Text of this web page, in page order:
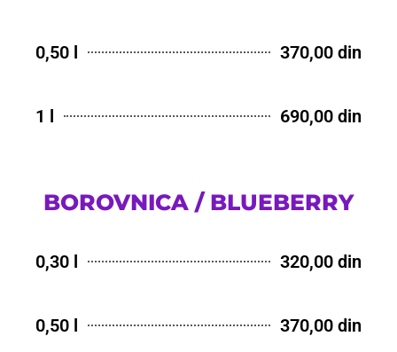
0,50 l 370,00 din
1 l 690,00 din
BOROVNICA / BLUEBERRY
0,30 l 320,00 din
0,50 l 370,00 din